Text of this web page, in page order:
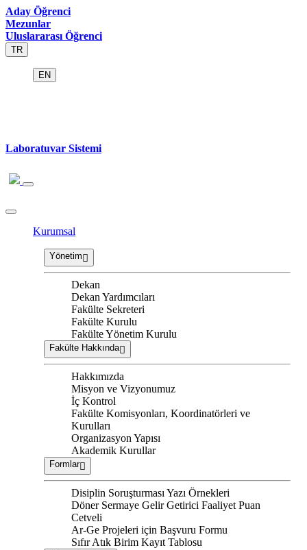
Aday Öğrenci
Mezunlar
Uluslararası Öğrenci
TR
EN
Laboratuvar Sistemi
Kurumsal
Yönetim
Dekan
Dekan Yardımcıları
Fakülte Sekreteri
Fakülte Kurulu
Fakülte Yönetim Kurulu
Fakülte Hakkında
Hakkımızda
Misyon ve Vizyonumuz
İç Kontrol
Fakülte Komisyonları, Koordinatörleri ve
Kurulları
Organizasyon Yapısı
Akademik Kurullar
Formlar
Disiplin Soruşturması Yazı Örnekleri
Döner Sermaye Gelir Getirici Faaliyet Puan
Cetveli
Ar-Ge Projeleri için Başvuru Formu
Sıfır Atık Birim Kayıt Tablosu